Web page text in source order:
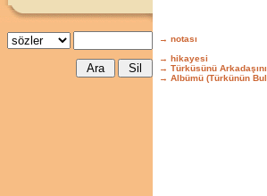
→ notası
→ hikayesi
→ Türküsünü
→ Albümü (Türkünün